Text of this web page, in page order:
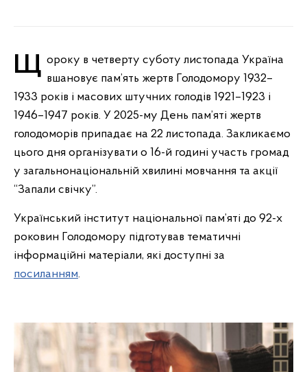
Щороку в четверту суботу листопада Україна вшановує пам’ять жертв Голодомору 1932–
1933 років і масових штучних голодів 1921–1923 і
1946–1947 років. У 2025-му День пам’яті жертв
голодоморів припадає на 22 листопада. Закликаємо
цього дня організувати о 16-й годині участь громад
у загальнонаціональній хвилині мовчання та акції
“Запали свічку”.
Український інститут національної пам’яті до 92-х
роковин Голодомору підготував тематичні
інформаційні матеріали, які доступні за
посиланням.